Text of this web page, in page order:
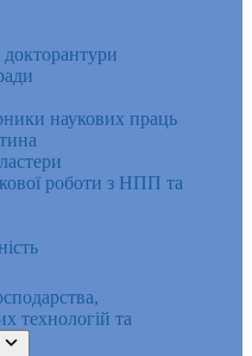
докторантури
наукових праць
роботи з НПП та
технологій та